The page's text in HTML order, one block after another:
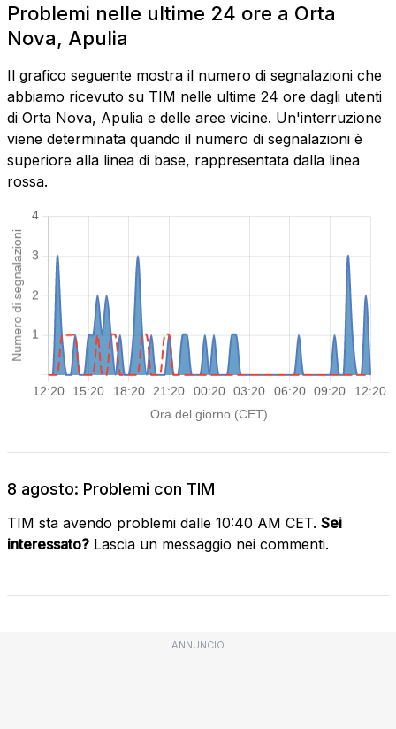
Problemi nelle ultime 24 ore a Orta
Nova, Apulia
Il grafico seguente mostra il numero di segnalazioni che
abbiamo ricevuto su TIM nelle ultime 24 ore dagli utenti
di Orta Nova, Apulia e delle aree vicine. Un'interruzione
viene determinata quando il numero di segnalazioni è
superiore alla linea di base, rappresentata dalla linea
rossa.
8 agosto: Problemi con TIM
TIM sta avendo problemi dalle 10:40 AM CET. Sei
interessato? Lascia un messaggio nei commenti.
ANNUNCIO